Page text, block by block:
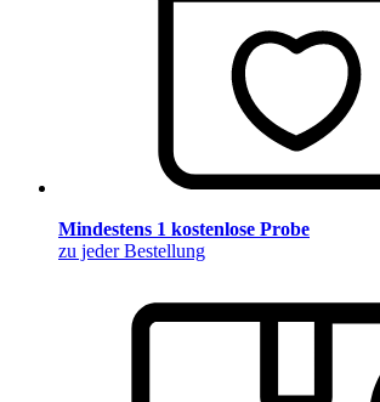
Mindestens 1 kostenlose Probe
zu jeder Bestellung